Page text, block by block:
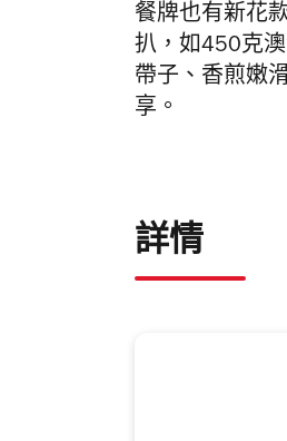
餐牌也有新花
扒，如450克
帶子、香煎嫩
享。
詳情